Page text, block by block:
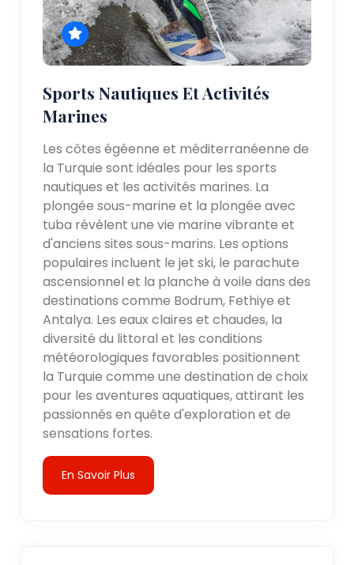
Sports Nautiques Et Activités
Marines
Les côtes égéenne et méditerranéenne de
la Turquie sont idéales pour les sports
nautiques et les activités marines. La
plongée sous-marine et la plongée avec
tuba révèlent une vie marine vibrante et
d'anciens sites sous-marins. Les options
populaires incluent le jet ski, le parachute
ascensionnel et la planche à voile dans des
destinations comme Bodrum, Fethiye et
Antalya. Les eaux claires et chaudes, la
diversité du littoral et les conditions
météorologiques favorables positionnent
la Turquie comme une destination de choix
pour les aventures aquatiques, attirant les
passionnés en quête d'exploration et de
sensations fortes.
En Savoir Plus